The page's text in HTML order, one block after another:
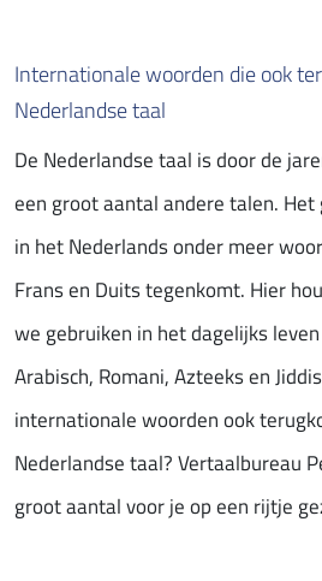
Internationale woorden die ook
Nederlandse taal
De Nederlandse taal is door de
een groot aantal andere talen.
in het Nederlands onder meer
Frans en Duits tegenkomt. Hier
we gebruiken in het dagelijks
Arabisch, Romani, Azteeks en
internationale woorden ook
Nederlandse taal? Vertaalbureau
groot aantal voor je op een rijtje